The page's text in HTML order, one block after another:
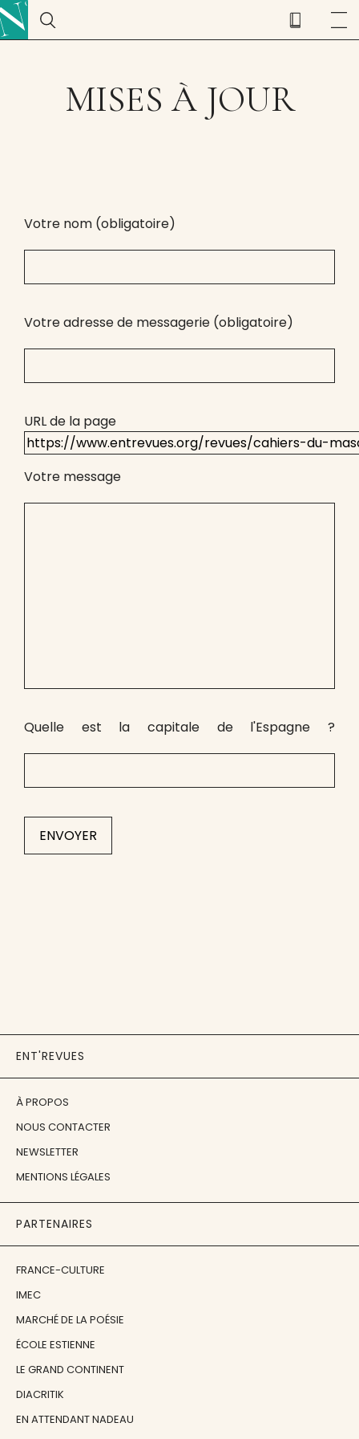
MISES À JOUR
Votre nom (obligatoire)
Votre adresse de messagerie (obligatoire)
URL de la page
Votre message
Quelle est la capitale de l'Espagne ?
ENT'REVUES
À PROPOS
NOUS CONTACTER
NEWSLETTER
MENTIONS LÉGALES
PARTENAIRES
FRANCE-CULTURE
IMEC
MARCHÉ DE LA POÉSIE
ÉCOLE ESTIENNE
LE GRAND CONTINENT
DIACRITIK
EN ATTENDANT NADEAU